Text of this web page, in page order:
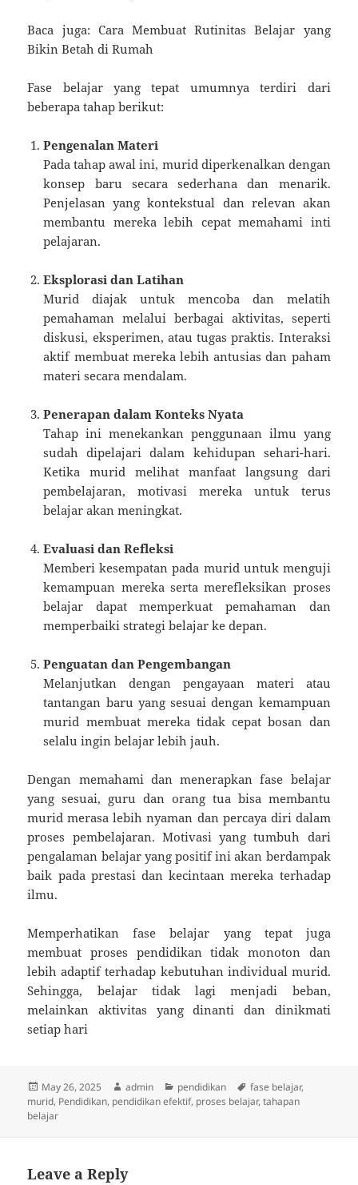
Baca juga: Cara Membuat Rutinitas Belajar yang
Bikin Betah di Rumah
Fase belajar yang tepat umumnya terdiri dari
beberapa tahap berikut:
Pengenalan Materi
Pada tahap awal ini, murid diperkenalkan dengan
konsep baru secara sederhana dan menarik.
Penjelasan yang kontekstual dan relevan akan
membantu mereka lebih cepat memahami inti
pelajaran.
Eksplorasi dan Latihan
Murid diajak untuk mencoba dan melatih
pemahaman melalui berbagai aktivitas, seperti
diskusi, eksperimen, atau tugas praktis. Interaksi
aktif membuat mereka lebih antusias dan paham
materi secara mendalam.
Penerapan dalam Konteks Nyata
Tahap ini menekankan penggunaan ilmu yang
sudah dipelajari dalam kehidupan sehari-hari.
Ketika murid melihat manfaat langsung dari
pembelajaran, motivasi mereka untuk terus
belajar akan meningkat.
Evaluasi dan Refleksi
Memberi kesempatan pada murid untuk menguji
kemampuan mereka serta merefleksikan proses
belajar dapat memperkuat pemahaman dan
memperbaiki strategi belajar ke depan.
Penguatan dan Pengembangan
Melanjutkan dengan pengayaan materi atau
tantangan baru yang sesuai dengan kemampuan
murid membuat mereka tidak cepat bosan dan
selalu ingin belajar lebih jauh.
Dengan memahami dan menerapkan fase belajar
yang sesuai, guru dan orang tua bisa membantu
murid merasa lebih nyaman dan percaya diri dalam
proses pembelajaran. Motivasi yang tumbuh dari
pengalaman belajar yang positif ini akan berdampak
baik pada prestasi dan kecintaan mereka terhadap
ilmu.
Memperhatikan fase belajar yang tepat juga
membuat proses pendidikan tidak monoton dan
lebih adaptif terhadap kebutuhan individual murid.
Sehingga, belajar tidak lagi menjadi beban,
melainkan aktivitas yang dinanti dan dinikmati
setiap hari
Posted
on
May 26, 2025 Author
admin Categories
pendidikan Tags
fase belajar,
murid, Pendidikan, pendidikan efektif, proses belajar,tahapan
belajar
Leave a Reply